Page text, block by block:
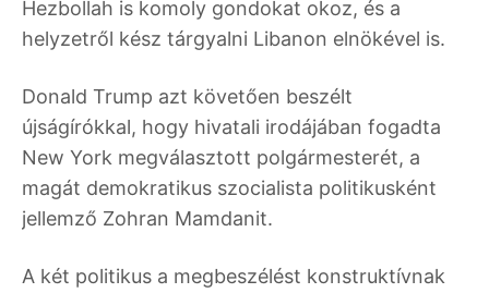
Hezbollah is komoly gondokat okoz, és a
helyzetről kész tárgyalni Libanon elnökével is.
Donald Trump azt követően beszélt
újságírókkal, hogy hivatali irodájában fogadta
New York megválasztott polgármesterét, a
magát demokratikus szocialista politikusként
jellemző Zohran Mamdanit.
A két politikus a megbeszélést konstruktívnak